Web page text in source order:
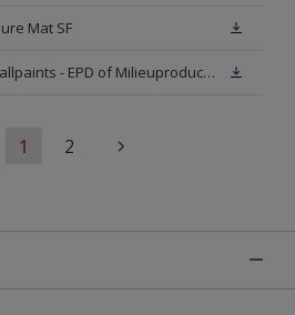
Mat SF
Sikkens Interior Wallpaints - EPD of Milieuproductverklaring
1 2